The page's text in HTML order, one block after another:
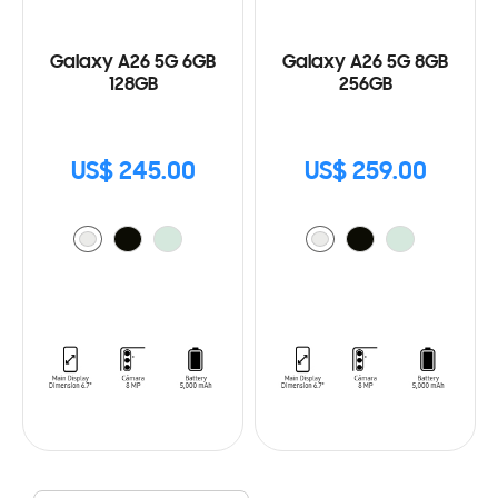
Galaxy A26 5G 6GB
128GB
US$ 245.00
Galaxy A26 5G 8GB
256GB
US$ 259.00